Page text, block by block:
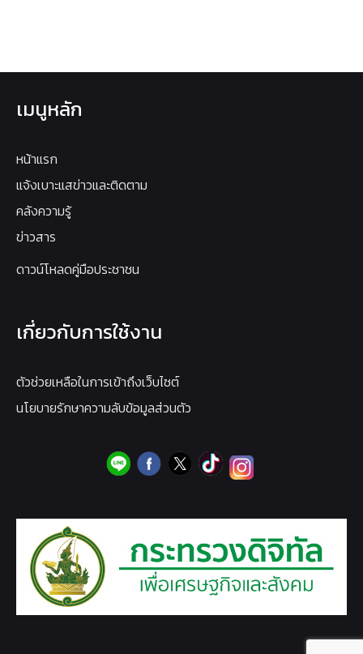
เมนูหลัก
หน้าแรก
แจ้งเบาะแสข่าวและติดตาม
คลังความรู้
ข่าวสาร
ดาวน์โหลดคู่มือประชาชน
เกี่ยวกับการใช้งาน
ตัวช่วยเหลือในการเข้าถึงเว็บไซต์
นโยบายรักษาความลับข้อมูลส่วนตัว